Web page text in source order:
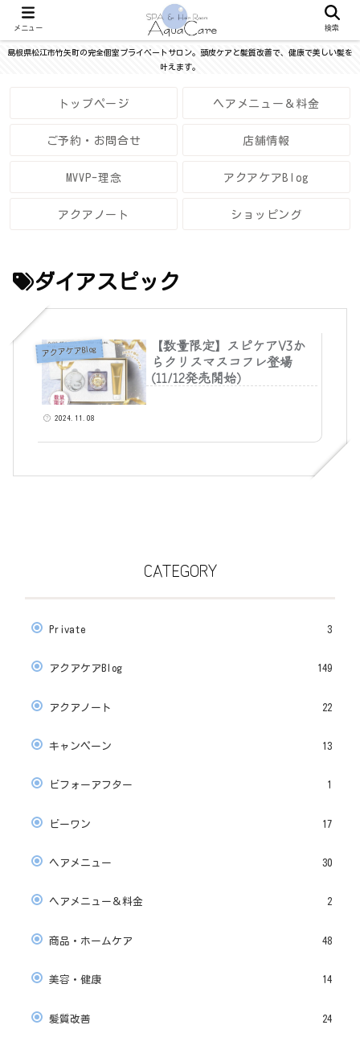
島根県松江市竹矢町の完全個室プライベートサロン。頭皮ケアと髪質改善で、健康で美しい髪を
叶えます。
トップページ ヘアメニュー＆料金
ご予約・お問合せ 店舗情報
MVVP-理念 アクアケアBlog
アクアノート ショッピング
ダイアスピック
アクアケアBlog
【数量限定】スピケアV3か
らクリスマスコフレ登場
(11/12発売開始)
2024.11.08
CATEGORY
Private 3
アクアケアBlog 149
アクアノート 22
キャンペーン 13
ビフォーアフター 1
ビーワン 17
ヘアメニュー 30
ヘアメニュー＆料金 2
商品・ホームケア 48
美容・健康 14
髪質改善 24
メニュー 検索